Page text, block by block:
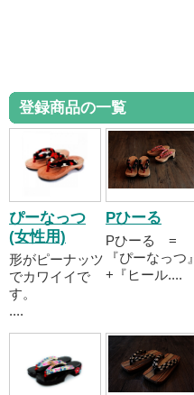
登録商品の一覧
ぴーなっつ
(女性用)
形がピーナッツ
でカワイイで
す。
....
Pひーる
Pひーる =
『ぴーなっつ』
+『ヒール....